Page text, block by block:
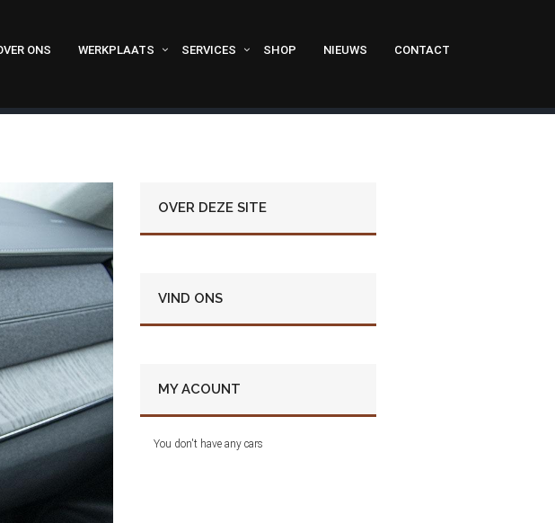
ONS WERKPLAATS SERVICES SHOP NIEUWS CONTACT
OVER DEZE SITE
VIND ONS
MY ACOUNT
You don't have any cars